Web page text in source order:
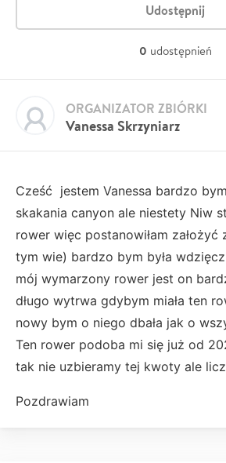
Udostępnij
0 udostępnień
Vanessa Skrzyniarz
ORGANIZATOR ZBIÓRKI
Cześć jestem Vanessa bardzo
skakania canyon ale niestety Niw
rower więc postanowiłam założyć
tym wie) bardzo bym była
mój wymarzony rower jest on
długo wytrwa gdybym miała ten
nowy bym o niego dbała jak o
Ten rower podoba mi się już od
tak nie uzbieramy tej kwoty ale
Pozdrawiam